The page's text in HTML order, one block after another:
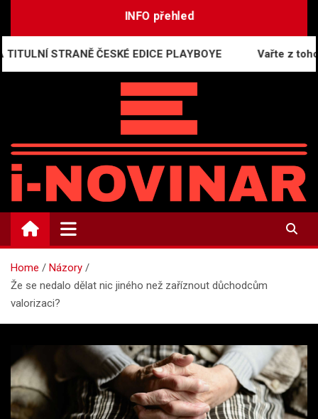
INFO přehled
ČESKÉ EDICE PLAYBOYE Vařte z toho, co
i-NOVINÁŘ
Mediální komunikace a press relations
Home
Názory
Že se nedalo dělat nic jiného než zaříznout důchodcům
valorizaci?